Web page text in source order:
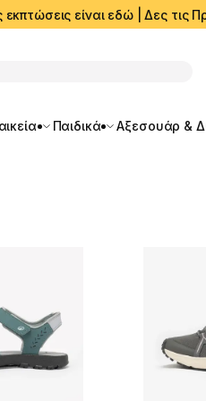
εκπτώσεις είναι εδώ | Δες τις
Παιδικά Αξεσουάρ &